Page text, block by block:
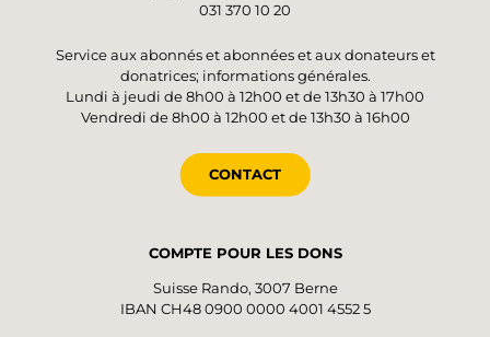
031 370 10 20
Service aux abonnés et abonnées et aux donateurs et
donatrices; informations générales.
Lundi à jeudi de 8h00 à 12h00 et de 13h30 à 17h00
Vendredi de 8h00 à 12h00 et de 13h30 à 16h00
CONTACT
COMPTE POUR LES DONS
Suisse Rando, 3007 Berne
IBAN CH48 0900 0000 4001 4552 5